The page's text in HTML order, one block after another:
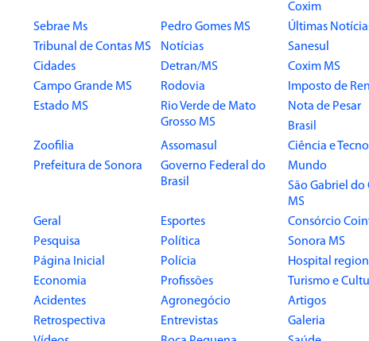
Coxim
Sebrae Ms
Pedro Gomes MS
Últimas
Tribunal de Contas MS
Notícias
Sanesul
Cidades
Detran/MS
Coxim MS
Campo Grande MS
Rodovia
Imposto de
Estado MS
Rio Verde de Mato
Grosso MS
Nota de Pesar
Brasil
Zoofilia
Assomasul
Ciência e
Prefeitura de Sonora
Governo Federal do
Brasil
Mundo
São Gabriel do
MS
Geral
Esportes
Consórcio
Pesquisa
Política
Sonora MS
Página Inicial
Polícia
Hospital
Economia
Profissões
Turismo e
Acidentes
Agronegócio
Artigos
Retrospectiva
Entrevistas
Galeria